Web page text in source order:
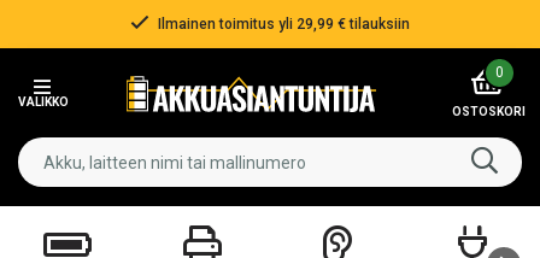
Nopea toimitus!
VALIKKO
0
OSTOSKORI